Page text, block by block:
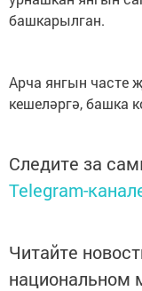
башкарылган.
Арча янгын часте
кешеләргә, башка
Следите за
Telegram-
Читайте
национальном